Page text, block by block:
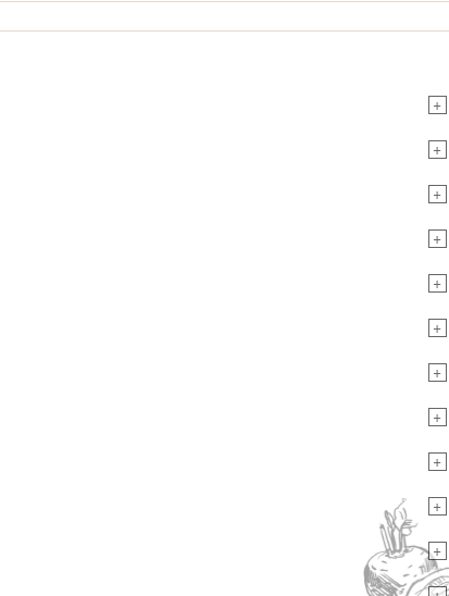
+
+
+
+
+
+
+
+
+
+
+